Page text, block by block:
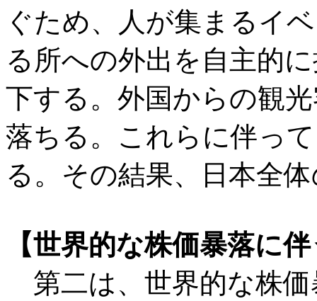
ぐため、人が集まるイ
る所への外出を自主的
下する。外国からの観
落ちる。これらに伴っ
る。その結果、日本全
【世界的な株価暴落に
第二は、世界的な株価